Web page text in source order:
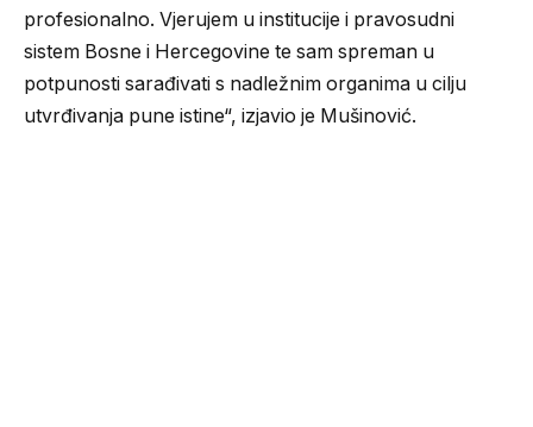
profesionalno. Vjerujem u institucije i pravosudni
sistem Bosne i Hercegovine te sam spreman u
potpunosti sarađivati s nadležnim organima u cilju
utvrđivanja pune istine“, izjavio je Mušinović.